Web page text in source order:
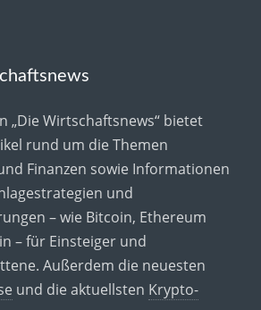
„Die Wirtschaftsnews“ bietet
rund um die Themen
Finanzen sowie Informationen
und
– wie Bitcoin, Ethereum
– für Einsteiger und
Außerdem die neuesten
und die aktuellsten Krypto-